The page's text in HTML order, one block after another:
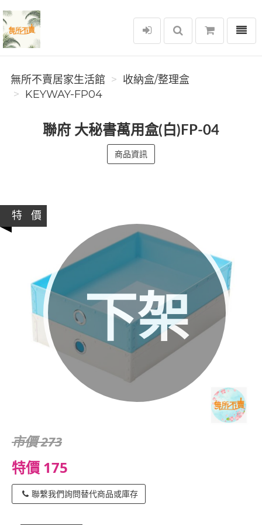
無所不賣居家生活館
選單
無所不賣居家生活館
收納盒/整理盒
KEYWAY-FP04
聯府 大秘書萬用盒(白)FP-04
商品資訊
下架
特 價
市價 273
特價 175
聯繫我們詢問替代商品或庫存